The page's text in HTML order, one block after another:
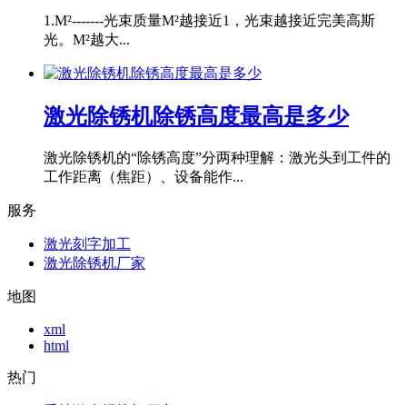
1.M²-------光束质量M²越接近1，光束越接近完美高斯
光。M²越大...
激光除锈机除锈高度最高是多少
激光除锈机的“除锈高度”分两种理解：激光头到工件的
工作距离（焦距）、设备能作...
服务
激光刻字加工
激光除锈机厂家
地图
xml
html
热门